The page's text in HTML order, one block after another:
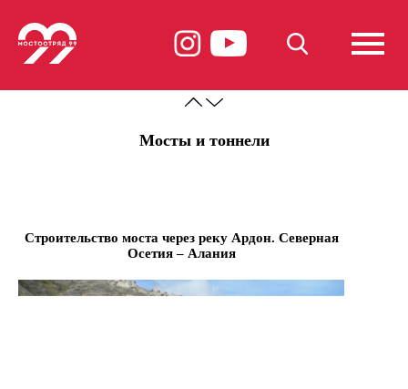
Мосты и тоннели
Строительство моста через реку Ардон. Северная
Осетия – Алания